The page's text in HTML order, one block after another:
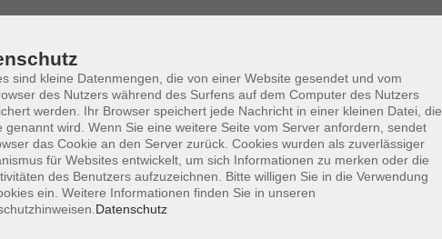
& Leben
Inhalte
Aktuelles
Mediathek
Über uns
sind kleine Datenmengen, die von einer Website gesendet und vom
des Nutzers während des Surfens auf dem Computer des Nutzers
werden. Ihr Browser speichert jede Nachricht in einer kleinen Datei, die
genannt wird. Wenn Sie eine weitere Seite vom Server anfordern, sendet
das Cookie an den Server zurück. Cookies wurden als zuverlässiger
für Websites entwickelt, um sich Informationen zu merken oder die
des Benutzers aufzuzeichnen. Bitte willigen Sie in die Verwendung
ein. Weitere Informationen finden Sie in unseren
Datenschutz